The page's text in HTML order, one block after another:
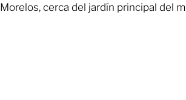
Morelos, cerca del jardín principal del